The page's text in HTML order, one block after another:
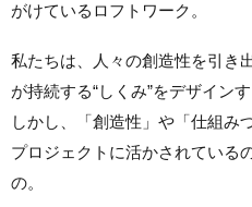
がけているロフトワーク。
私たちは、人々の創造性を引き
が持続する“しくみ”をデザイン
しかし、「創造性」や「仕組み
プロジェクトに活かされている
の。